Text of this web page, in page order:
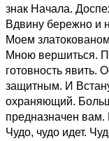
знак Начала.
Вдвину бережно и
Моем
Мною вершиться.
готовность явить.
защитным. И
охраняющий.
предназначен
Чудо, чудо идет.